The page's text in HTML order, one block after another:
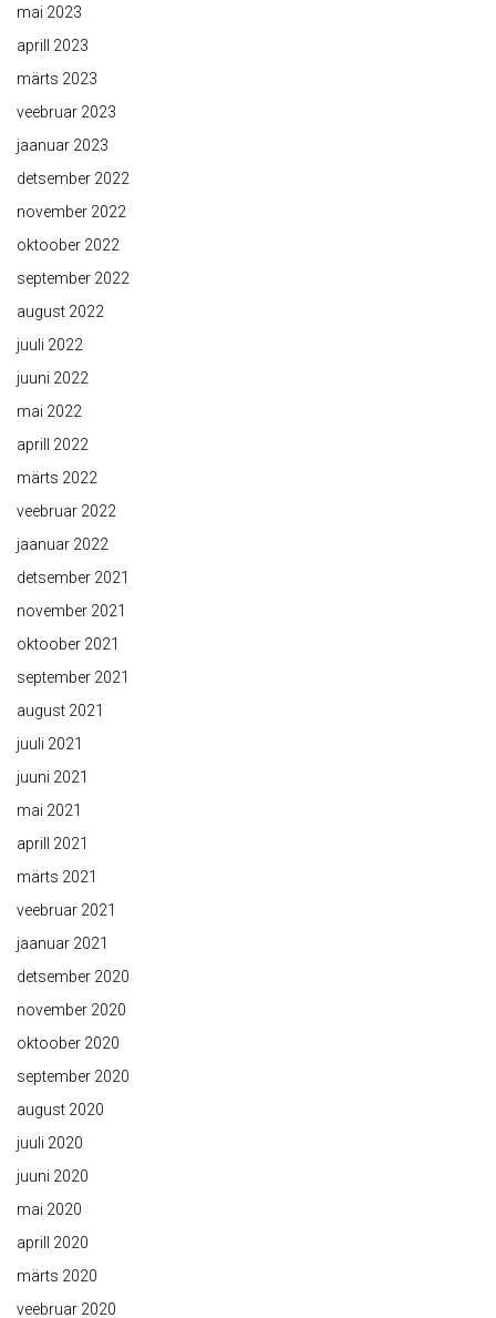
mai 2023
aprill 2023
märts 2023
veebruar 2023
jaanuar 2023
detsember 2022
november 2022
oktoober 2022
september 2022
august 2022
juuli 2022
juuni 2022
mai 2022
aprill 2022
märts 2022
veebruar 2022
jaanuar 2022
detsember 2021
november 2021
oktoober 2021
september 2021
august 2021
juuli 2021
juuni 2021
mai 2021
aprill 2021
märts 2021
veebruar 2021
jaanuar 2021
detsember 2020
november 2020
oktoober 2020
september 2020
august 2020
juuli 2020
juuni 2020
mai 2020
aprill 2020
märts 2020
veebruar 2020